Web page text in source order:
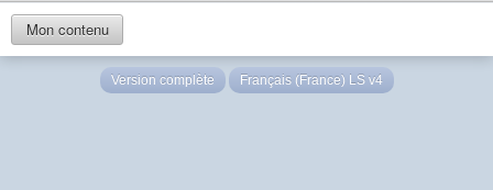
Mon contenu
Version complète Français (France) LS v4